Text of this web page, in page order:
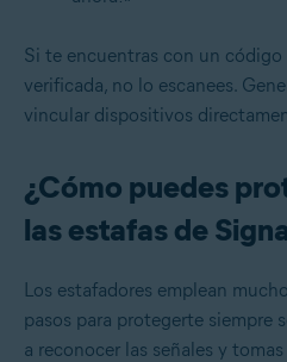
Si te encuentras con un
verificada, no lo escanees.
vincular dispositivos
¿Cómo puedes
las estafas de
Los estafadores emplean
pasos para protegerte siempre
a reconocer las señales y